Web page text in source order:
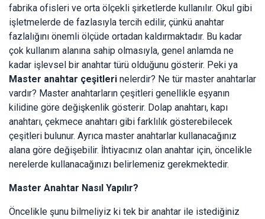
fabrika ofisleri ve orta ölçekli şirketlerde kullanılır. Okul gibi
işletmelerde de fazlasıyla tercih edilir, çünkü anahtar
fazlalığını önemli ölçüde ortadan kaldırmaktadır. Bu kadar
çok kullanım alanına sahip olmasıyla, genel anlamda ne
kadar işlevsel bir anahtar türü olduğunu gösterir. Peki ya
Master anahtar çeşitleri nelerdir? Ne tür master anahtarlar
vardır? Master anahtarların çeşitleri genellikle eşyanın
kilidine göre değişkenlik gösterir. Dolap anahtarı, kapı
anahtarı, çekmece anahtarı gibi farklılık gösterebilecek
çeşitleri bulunur. Ayrıca master anahtarlar kullanacağınız
alana göre değişebilir. İhtiyacınız olan anahtar için, öncelikle
nerelerde kullanacağınızı belirlemeniz gerekmektedir.
Master Anahtar Nasıl Yapılır?
Öncelikle şunu bilmeliyiz ki tek bir anahtar ile istediğiniz